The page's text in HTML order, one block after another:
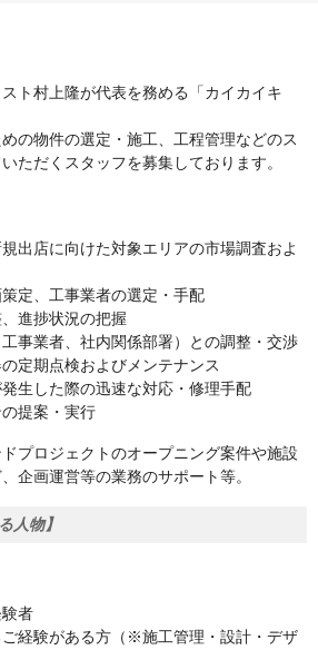
ト村上隆が代表を務める「カイカイキ
の物件の選定・施工、工程管理などのス
ただくスタッフを募集しております。
出店に向けた対象エリアの市場調査およ
定、工事業者の選定・手配
進捗状況の把握
事業者、社内関係部署）との調整・交渉
定期点検およびメンテナンス
生した際の迅速な対応・修理手配
提案・実行
プロジェクトのオープニング案件や施設
企画運営等の業務のサポート等。
人物】
験者
ご経験がある方（※施工管理・設計・デザ